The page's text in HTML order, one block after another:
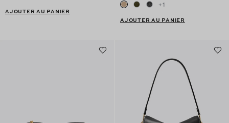
AJOUTER AU PANIER
+1
AJOUTER AU PANIER